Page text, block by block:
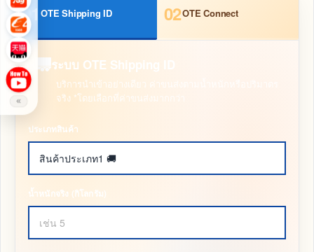
01 OTE Shipping ID 02OTE Connect
ระบบ OTE Shipping ID
บริการนำเข้าอย่างเดียว ค่าขนส่งตามน้ำหนักหรือปริมาตร
จริง *โดยเลือกที่ค่าขนส่งมากกว่า
ประเภทสินค้า
น้ำหนักจริง (กิโลกรัม)